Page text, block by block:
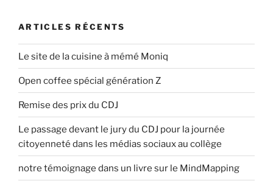
n
e
l
’
a
r
t
i
c
n
t
e
u
i
v
a
n
t
ARTICLES RÉCENTS
Le site de la cuisine à mémé Moniq
Open coffee spécial génération Z
Remise des prix du CDJ
Le passage devant le jury du CDJ pour la journée
citoyenneté dans les médias sociaux au collège
notre témoignage dans un livre sur le MindMapping